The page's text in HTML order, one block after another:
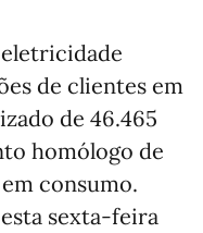
de clientes em
de 46.465
homólogo de
consumo.
sexta-feira